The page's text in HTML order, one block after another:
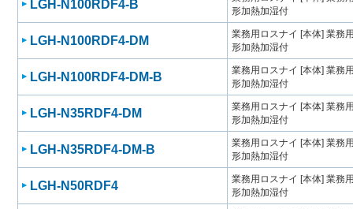
LGH-N100RDF4-B
形加熱加湿付
LGH-N100RDF4-DM
業務用ロスナイ [本体] 業
形加熱加湿付
LGH-N100RDF4-DM-B
業務用ロスナイ [本体] 業
形加熱加湿付
LGH-N35RDF4-DM
業務用ロスナイ [本体] 業
形加熱加湿付
LGH-N35RDF4-DM-B
業務用ロスナイ [本体] 業
形加熱加湿付
LGH-N50RDF4
業務用ロスナイ [本体] 業
形加熱加湿付